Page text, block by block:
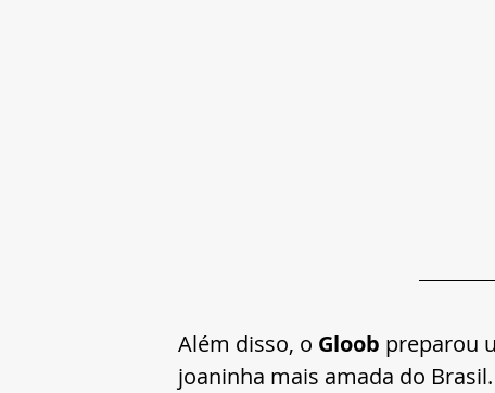
Além disso, o Gloob preparou
joaninha mais amada do